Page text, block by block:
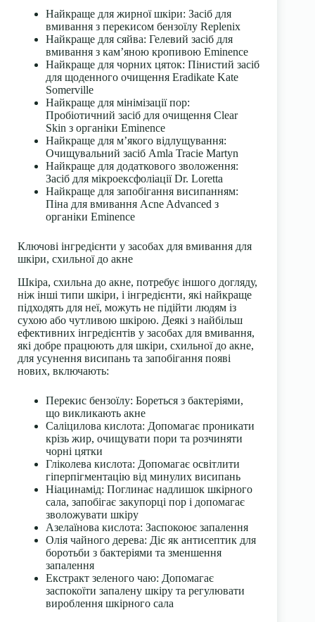
Найкраще для жирної шкіри: Засіб для
вмивання з перекисом бензоїлу Replenix
Найкраще для сяйва: Гелевий засіб для
вмивання з кам’яною кропивою Eminence
Найкраще для чорних цяток: Пінистий засіб
для щоденного очищення Eradikate Kate
Somerville
Найкраще для мінімізації пор:
Пробіотичний засіб для очищення Clear
Skin з органіки Eminence
Найкраще для м’якого відлущування:
Очищувальний засіб Amla Tracie Martyn
Найкраще для додаткового зволоження:
Засіб для мікроексфоліації Dr. Loretta
Найкраще для запобігання висипанням:
Піна для вмивання Acne Advanced з
органіки Eminence
Ключові інгредієнти у засобах для вмивання для
шкіри, схильної до акне
Шкіра, схильна до акне, потребує іншого догляду,
ніж інші типи шкіри, і інгредієнти, які найкраще
підходять для неї, можуть не підійти людям із
сухою або чутливою шкірою. Деякі з найбільш
ефективних інгредієнтів у засобах для вмивання,
які добре працюють для шкіри, схильної до акне,
для усунення висипань та запобігання появі
нових, включають:
Перекис бензоїлу: Бореться з бактеріями,
що викликають акне
Саліцилова кислота: Допомагає проникати
крізь жир, очищувати пори та розчиняти
чорні цятки
Гліколева кислота: Допомагає освітлити
гіперпігментацію від минулих висипань
Ніацинамід: Поглинає надлишок шкірного
сала, запобігає закупорці пор і допомагає
зволожувати шкіру
Азелаїнова кислота: Заспокоює запалення
Олія чайного дерева: Діє як антисептик для
боротьби з бактеріями та зменшення
запалення
Екстракт зеленого чаю: Допомагає
заспокоїти запалену шкіру та регулювати
вироблення шкірного сала